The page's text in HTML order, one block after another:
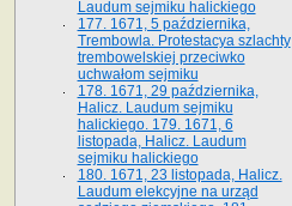
Laudum sejmiku halickiego
177. 1671, 5 października,
Trembowla. Protestacya szlachty
trembowelskiej przeciwko
uchwałom sejmiku
178. 1671, 29 października,
Halicz. Laudum sejmiku
halickiego. 179. 1671, 6
listopada, Halicz. Laudum
sejmiku halickiego
180. 1671, 23 listopada, Halicz.
Laudum elekcyjne na urząd